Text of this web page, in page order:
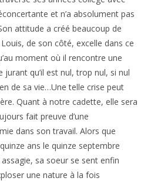
et n’a absolument pas
attitude a créé beaucoup de
de son côté, excelle dans ce
moment où il rencontre une
qu’il est nul, trop nul, si nul
de sa vie…Une telle crise peut
Quant à notre cadette, elle sera
fait preuve d’une
dans son travail. Alors que
ans le quinze septembre
sa soeur se sent enfin
une nature à la fois